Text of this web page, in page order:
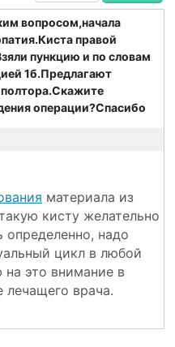
вопросом,начала
правой
пункцию и по словам
1б.Предлагают
полтора.Скажите
операции?Спасибо
материала из
кисту желательно
определенно, надо
цикл в любой
это внимание в
врача.